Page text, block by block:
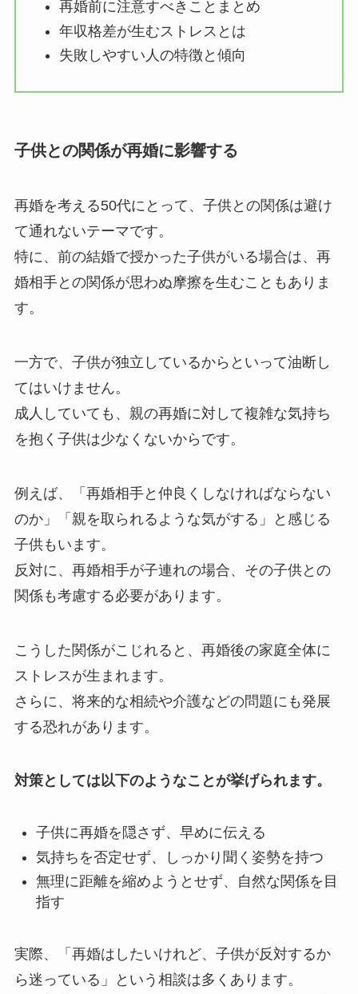
再婚前に注意すべきことまとめ
年収格差が生むストレスとは
失敗しやすい人の特徴と傾向
子供との関係が再婚に影響する
再婚を考える50代にとって、子供との関係は避け
て通れないテーマです。
特に、前の結婚で授かった子供がいる場合は、再
婚相手との関係が思わぬ摩擦を生むこともありま
す。
一方で、子供が独立しているからといって油断し
てはいけません。
成人していても、親の再婚に対して複雑な気持ち
を抱く子供は少なくないからです。
例えば、「再婚相手と仲良くしなければならない
のか」「親を取られるような気がする」と感じる
子供もいます。
反対に、再婚相手が子連れの場合、その子供との
関係も考慮する必要があります。
こうした関係がこじれると、再婚後の家庭全体に
ストレスが生まれます。
さらに、将来的な相続や介護などの問題にも発展
する恐れがあります。
対策としては以下のようなことが挙げられます。
子供に再婚を隠さず、早めに伝える
気持ちを否定せず、しっかり聞く姿勢を持つ
無理に距離を縮めようとせず、自然な関係を目
指す
実際、「再婚はしたいけれど、子供が反対するか
ら迷っている」という相談は多くあります。